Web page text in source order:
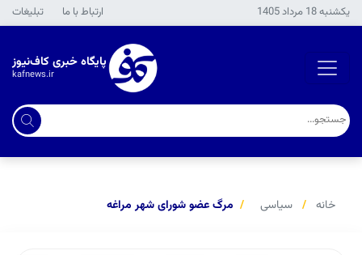
يكشنبه 18 مرداد 1405 ارتباط با ما تبلیغات
پایگاه خبری کاف‌نیوز
kafnews.ir
خانه سیاسی مرگ عضو شورای شهر مراغه